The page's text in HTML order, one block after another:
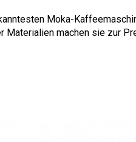
Moka-
Materialien machen sie zur